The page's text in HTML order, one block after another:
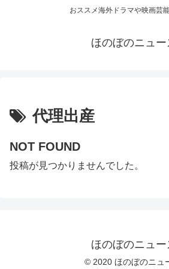
おススメ海外ドラマや映画芸
ほのぼのニュー
代理出産
NOT FOUND
投稿が見つかりませんでした。
ほのぼのニュー
© 2020 ほのぼのニュ